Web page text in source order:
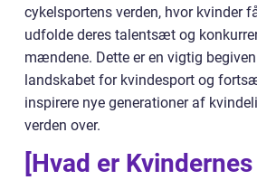
cykelsportens verden, hvor kvinder
udfolde deres talentsæt og
mændene. Dette er en vigtig
landskabet for kvindesport og
inspirere nye generationer af
verden over.
[Hvad er